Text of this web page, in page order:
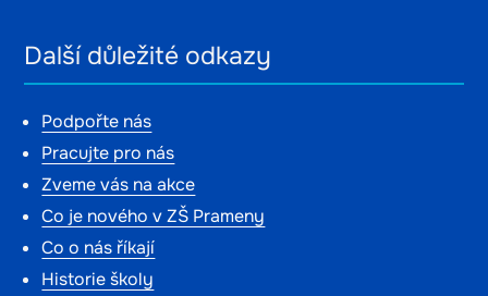
Další důležité odkazy
Podpořte nás
Pracujte pro nás
Zveme vás na akce
Co je nového v ZŠ Prameny
Co o nás říkají
Historie školy